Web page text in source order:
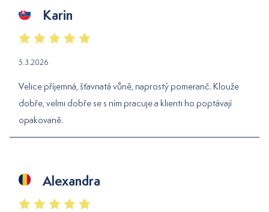
Karin
5.3.2026
Velice příjemná, šťavnatá vůně, naprostý pomeranč. Klouže
dobře, velmi dobře se s ním pracuje a klienti ho poptávají
opakovaně.
Alexandra